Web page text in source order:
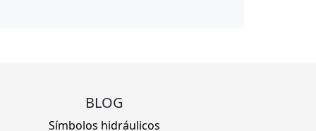
BLOG
Símbolos hidráulicos